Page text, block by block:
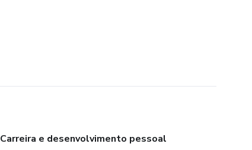
Carreira e desenvolvimento pessoal